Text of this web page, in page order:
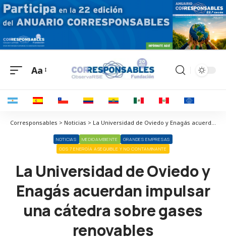
Aa
Corresponsables > Noticias > La Universidad de Oviedo y Enagás acuerdan impulsar una cátedra sobre gases renovables
NOTICIAS MEDIOAMBIENTE
GRANDES EMPRESAS
ODS 7 ENERGÍA ASEQUIBLE Y NO CONTAMINANTE
La Universidad de Oviedo y
Enagás acuerdan impulsar
una cátedra sobre gases
renovables